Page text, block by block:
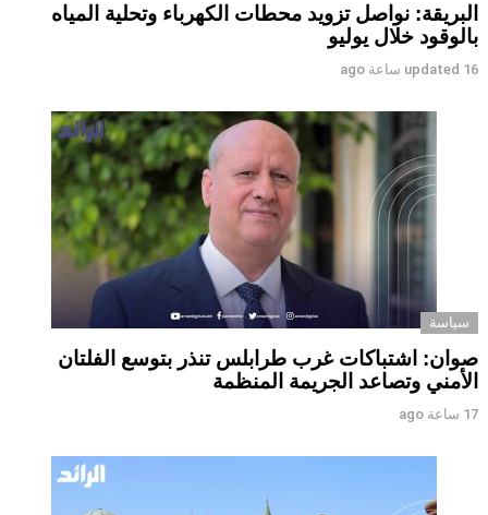
البريقة: نواصل تزويد محطات الكهرباء وتحلية المياه
بالوقود خلال يوليو
updated 16 ساعة ago
سياسة
صوان: اشتباكات غرب طرابلس تنذر بتوسع الفلتان
الأمني وتصاعد الجريمة المنظمة
17 ساعة ago